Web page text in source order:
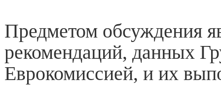
Предметом обсуждения
рекомендаций, данных
Еврокомиссией, и их